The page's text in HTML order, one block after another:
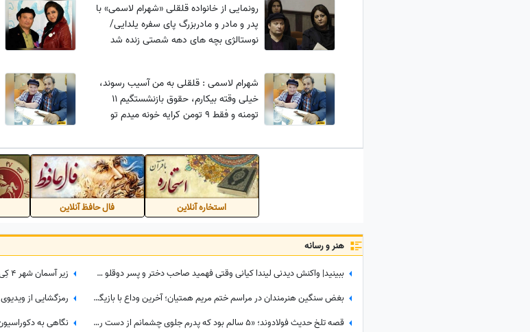
رونمایی از خانواده قلقلی «شهرام لاسمی» با
پدر و مادر و مادربزرگ پای سفره یلدایی/
نوستالژی بچه های دهه شصتی زنده شد
شهرام لاسمی : قلقلی به من آسیب رسوند،
خیلی وقته بیکارم، حقوق بازنشستگیم 11
تومنه و فقط 9 تومن کرایه خونه میدم تو
استخاره آنلاین فال حافظ آنلاین
هنر و رسانه
ببینید| واکنش دیدنی لیندا کیانی وقتی فهمید صاحب دختر و پسر دوقلو شده است؛ حس عجیبی داشتم چون فهمیدم پسرم یه...
بغض سنگین هنرمندان در مراسم ختم مریم همتیان؛ آخرین وداع با بازیگری که در 33سالگی تسلیم سرطان شد / از سامان صفاری و ستاره اسکندری تا مسعود فراستی و هانیه غلامی در سوگ بازیگر فقید
قصه تلخ حدیث فولادوند؛ «5 سالم بود که پدرم جلوی چشمانم از دست رفت» 💔